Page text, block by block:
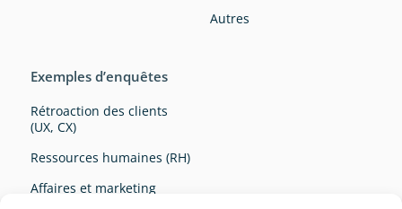
Autres
Exemples d’enquêtes
Rétroaction des clients
(UX, CX)
Ressources humaines (RH)
Affaires et marketing